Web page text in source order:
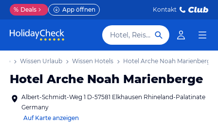
% Deals App öffnen Kontakt
Hotel, Reiseziel
Wissen Urlaub Wissen Hotels Hotel Arche Noah Marienberge
Hotel Arche Noah Marienberge
Albert-Schmidt-Weg 1 D-57581 Elkhausen Rhineland-Palatinate
Germany
Auf Karte anzeigen